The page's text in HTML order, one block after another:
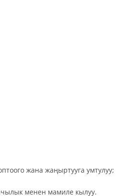
жана жаңыртууга умтулуу;
менен мамиле кылуу.